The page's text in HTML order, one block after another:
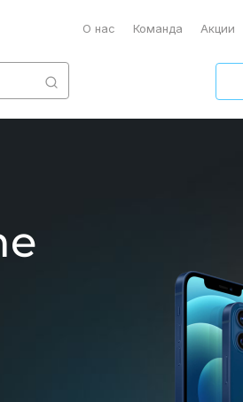
О нас Команда Акции